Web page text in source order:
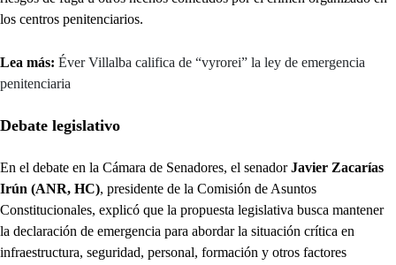
los centros penitenciarios.
Lea más: Éver Villalba califica de “vyrorei” la ley de emergencia
penitenciaria
Debate legislativo
En el debate en la Cámara de Senadores, el senadorJavier Zacarías
Irún (ANR, HC), presidente de la Comisión de Asuntos
Constitucionales, explicó que la propuesta legislativa busca mantener
la declaración de emergencia para abordar la situación crítica en
infraestructura, seguridad, personal, formación y otros factores